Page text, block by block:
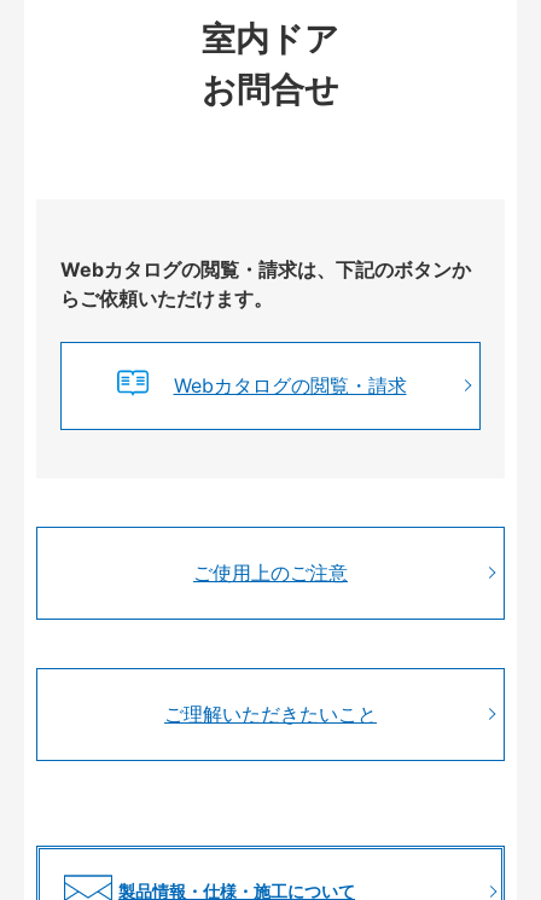
室内ドア
お問合せ
Webカタログの閲覧・請求は、下記のボタンか
らご依頼いただけます。
Webカタログの閲覧・請求
ご使用上のご注意
ご理解いただきたいこと
製品情報・仕様・施工について